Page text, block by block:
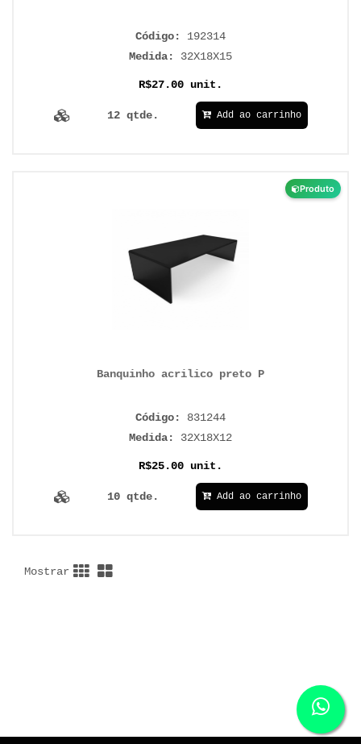
Código: 192314
Medida: 32X18X15
R$27.00 unit.
12 qtde. Add ao carrinho
Produto
Banquinho acrilico preto P
Código: 831244
Medida: 32X18X12
R$25.00 unit.
10 qtde. Add ao carrinho
Mostrar